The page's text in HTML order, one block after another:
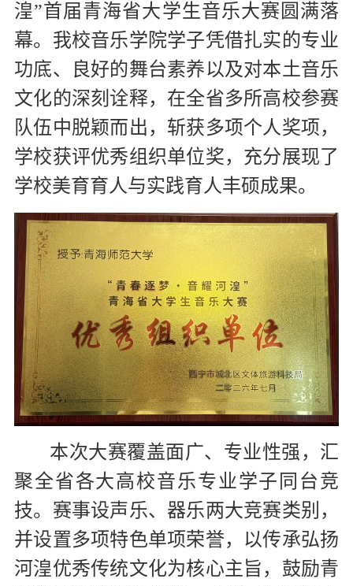
湟”首届青海省大学生音乐大赛圆满落
幕。我校音乐学院学子凭借扎实的专业
功底、良好的舞台素养以及对本土音乐
文化的深刻诠释，在全省多所高校参赛
队伍中脱颖而出，斩获多项个人奖项，
学校获评优秀组织单位奖，充分展现了
学校美育育人与实践育人丰硕成果。
本次大赛覆盖面广、专业性强，汇
聚全省各大高校音乐专业学子同台竞
技。赛事设声乐、器乐两大竞赛类别，
并设置多项特色单项荣誉，以传承弘扬
河湟优秀传统文化为核心主旨，鼓励青